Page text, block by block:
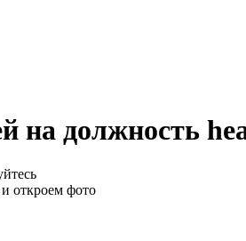
на должность
откроем фото